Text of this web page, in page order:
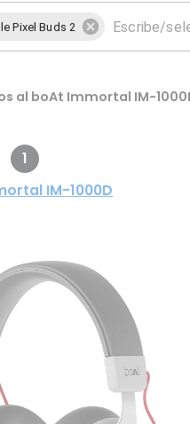
Pixel Buds 2
boAt Immortal IM-
1
IM-1000D